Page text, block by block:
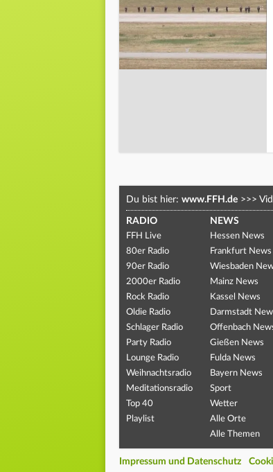
Du bist hier: www.FFH.de >>>
RADIO
FFH Live
80er Radio
90er Radio
2000er Radio
Rock Radio
Oldie Radio
Schlager Radio
Party Radio
Lounge Radio
Weihnachtsradio
Meditationsradio
Top 40
Playlist
NEWS
Hessen News
Frankfurt News
Wiesbaden
Mainz News
Kassel News
Darmstadt
Offenbach
Gießen News
Fulda News
Bayern News
Sport
Wetter
Alle Orte
Alle Themen
Impressum und Datenschutz